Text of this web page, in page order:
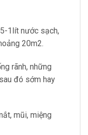
1lít nước sạch,
20m2.
rãnh, những
đó sớm hay
mũi, miệng